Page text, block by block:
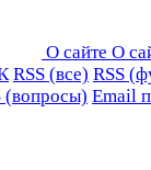
О сайте О
RSS (все) RSS
(вопросы) Email